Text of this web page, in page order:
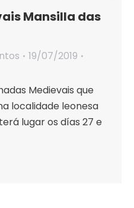
Mansilla das
19/07/2019
Medievais que
localidade leonesa
lugar os días 27 e